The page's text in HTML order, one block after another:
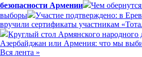
безопасности Армении
Чем
выборы
Участие подтверждено: в
вручили сертификаты участникам
Круглый стол Армянского
Азербайджан или Армения: что мы
Вся лента »